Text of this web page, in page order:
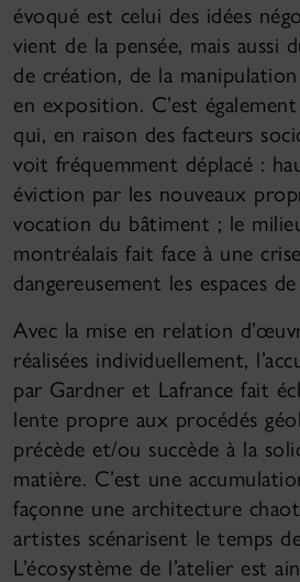
évoqué est celui des idées
vient de la pensée, mais aussi
de création, de la
en exposition. C’est
qui, en raison des facteurs
voit fréquemment déplacé :
éviction par les nouveaux
vocation du bâtiment ; le
montréalais fait face à une
dangereusement les espaces
Avec la mise en relation
réalisées individuellement,
par Gardner et Lafrance fait
lente propre aux procédés
précède et/ou succède à la
matière. C’est une
façonne une architecture
artistes scénarisent le temps
L’écosystème de l’atelier est